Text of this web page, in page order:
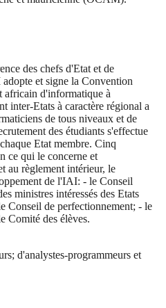
des chefs d'Etat et de
et signe la Convention
africain d'informatique à
inter-Etats à caractère régional a
de tous niveaux et de
des étudiants s'effectue
Etat membre. Cinq
ce qui le concerne et
au règlement intérieur, le
de l'IAI: - le Conseil
ministres intéressés des Etats
Conseil de perfectionnement; - le
Comité des élèves.
d'analystes-programmeurs et